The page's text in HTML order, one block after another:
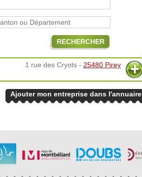
RECHERCHER
1 rue des Cryots - 25480 Pirey
Ajouter mon entreprise dans l'annuaire